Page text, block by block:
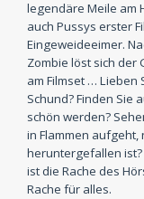
legendäre Meile am
auch Pussys erster
Eingeweideeimer.
Zombie löst sich der
am Filmset … Lieben
Schund? Finden Sie
schön werden?
in Flammen aufgeht,
heruntergefallen ist?
ist die Rache des
Rache für alles.